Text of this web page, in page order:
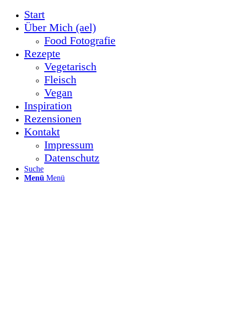
Start
Über Mich (ael)
Food Fotografie
Rezepte
Vegetarisch
Fleisch
Vegan
Inspiration
Rezensionen
Kontakt
Impressum
Datenschutz
Suche
Menü Menü